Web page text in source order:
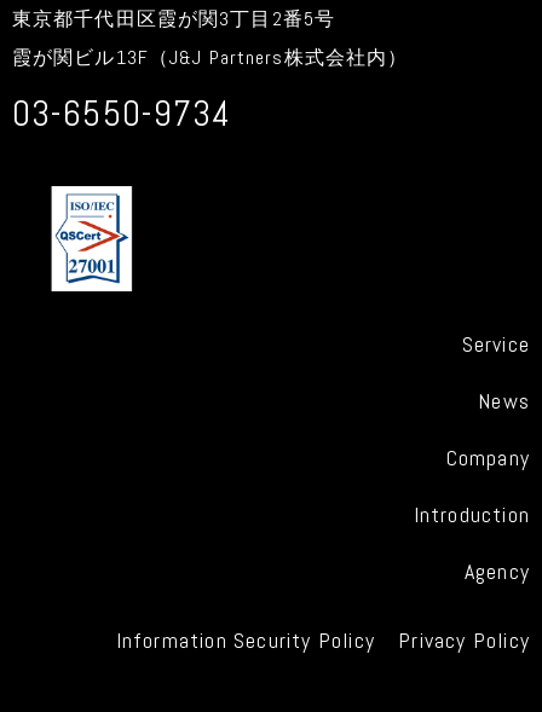
東京都千代田区霞が関3丁目2番5号
霞が関ビル13F（J&J Partners株式会社内）
03-6550-9734
Service
News
Company
Introduction
Agency
Information Security Policy Privacy Policy